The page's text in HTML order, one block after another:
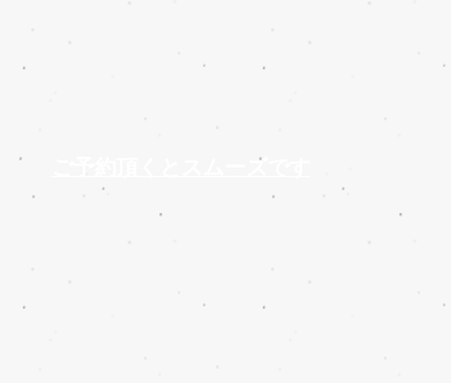
ご予約頂くとスムーズです